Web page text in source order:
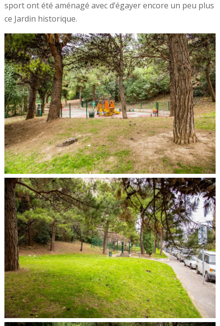
sport ont été aménagé avec d’égayer encore un peu plus
ce Jardin historique.